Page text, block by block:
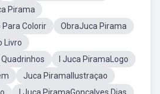
Pirama
Colorir
ObraJuca Pirama
Livro
Quadrinhos
I Juca PiramaLogo
Juca PiramaIlustraçao